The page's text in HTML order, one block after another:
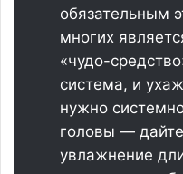
обязательным
многих
«чудо-
система, и
нужно
головы —
увлажнение